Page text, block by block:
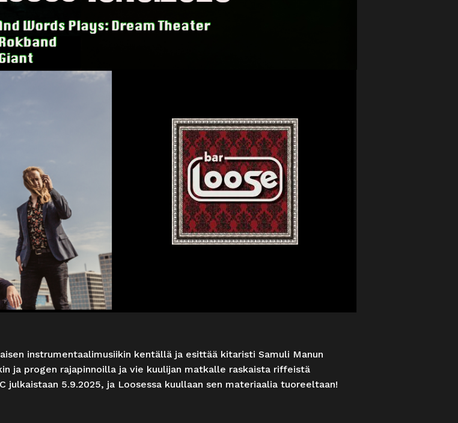
instrumentaalimusiikin kentällä ja esittää kitaristi Samuli Manun
ja progen rajapinnoilla ja vie kuulijan matkalle raskaista riffeistä
julkaistaan 5.9.2025, ja Loosessa kuullaan sen materiaalia tuoreeltaan!